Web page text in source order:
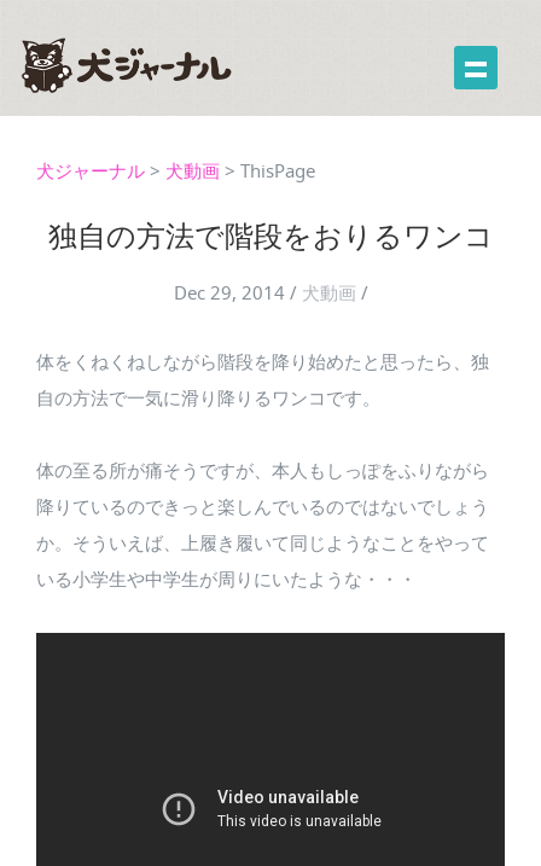
犬ジャーナル > 犬動画 > ThisPage
独自の方法で階段をおりるワンコ
Dec 29, 2014/ 犬動画 /
体をくねくねしながら階段を降り始めたと思ったら、独
自の方法で一気に滑り降りるワンコです。
体の至る所が痛そうですが、本人もしっぽをふりながら
降りているのできっと楽しんでいるのではないでしょう
か。そういえば、上履き履いて同じようなことをやって
いる小学生や中学生が周りにいたような・・・